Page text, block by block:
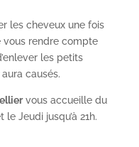
les cheveux une fois
vous rendre compte
les petits
causés.
vous accueille du
le Jeudi jusqu’à 21h.